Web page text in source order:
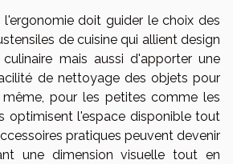
doit guider le choix des
de cuisine qui allient design
mais aussi d'apporter une
de nettoyage des objets pour
pour les petites comme les
optimisent l'espace disponible tout
pratiques peuvent devenir
une dimension visuelle tout en